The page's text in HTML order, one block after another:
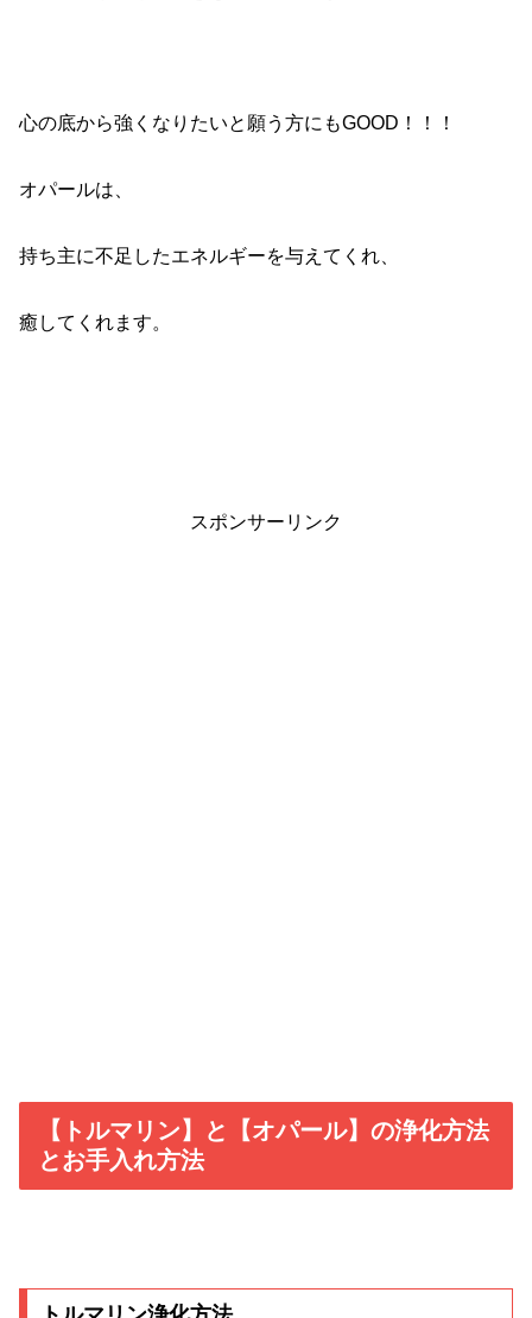
心の底から強くなりたいと願う方にもGOOD！！！
オパールは、
持ち主に不足したエネルギーを与えてくれ、
癒してくれます。
スポンサーリンク
【トルマリン】と【オパール】の浄化方法
とお手入れ方法